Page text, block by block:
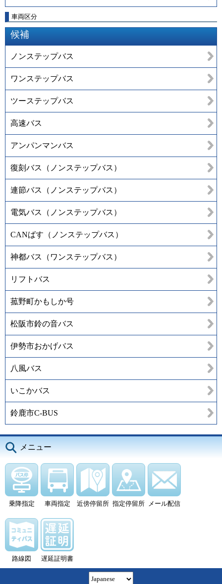
車両区分
候補
ノンステップバス
ワンステップバス
ツーステップバス
高速バス
アンパンマンバス
復刻バス（ノンステップバス）
連節バス（ノンステップバス）
電気バス（ノンステップバス）
CANばす（ノンステップバス）
神都バス（ワンステップバス）
リフトバス
菰野町かもしか号
松阪市鈴の音バス
伊勢市おかげバス
八風バス
いこかバス
鈴鹿市C-BUS
メニュー
乗降指定 車両指定 近傍停留所 指定停留所 メール配信
路線図 遅延証明書